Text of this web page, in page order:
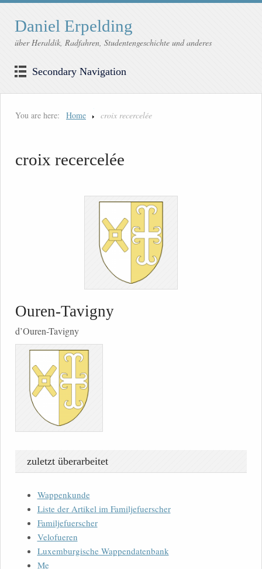
Daniel Erpelding
über Heraldik, Radfahren, Studentengeschichte und anderes
Secondary Navigation
You are here: Home croix recercelée
croix recercelée
Ouren-Tavigny
d’Ouren-Tavigny
zuletzt überarbeitet
Wappenkunde
Liste der Artikel im Familjefuerscher
Familjefuerscher
Velofueren
Luxemburgische Wappendatenbank
Me